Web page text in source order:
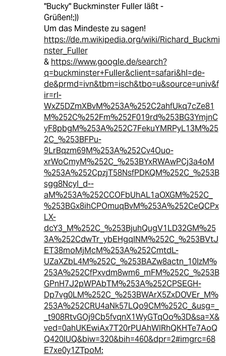
"Bucky" Buckminster Fuller läßt -
Grüßen!;))
Um das Mindeste zu sagen!
https://de.m.wikipedia.org/wiki/Richard_Buckmi
nster_Fuller
& https://www.google.de/search?
q=buckminster+Fuller&client=safari&hl=de-
de&prmd=ivn&tbm=isch&tbo=u&source=univ&f
ir=rl-
WxZ5DZmXBvM%253A%252C2ahfUkq7cZe81
M%252C%252Fm%252F019rd%253BG3YmjnC
yF8pbgM%253A%252C7FekuYMRPyL13M%25
2C_%253BFPu-
9LrBqzm69M%253A%252Cv4Ouo-
xrWoCmyM%252C_%253BYxRWAwPCj3a4oM
%253A%252CpzjT58NsfPDKQM%252C_%253B
sgg8NcyI_d--
aM%253A%252CCOFbUhAL1aOXGM%252C_
%253BGx8ihCPOmuqBvM%253A%252CeQCPx
LX-
dcY3_M%252C_%253BjuhQugV1LD32GM%25
3A%252CdwTr_ybEHgqlNM%252C_%253BVtJ
ET38moMjMcM%253A%252CmtdL-
UZaXZbL4M%252C_%253BAZw8actn_10IzM%
253A%252CfPxvdm8wm6_mFM%252C_%253B
GPnH7J2pWPAbTM%253A%252CPSEGH-
Dp7vg0LM%252C_%253BWArX5ZxDOVEr_M%
253A%252CRU4aNk57LQo9CM%252C_&usg=_
_t908RtvGOj9Cb5fvqnX1WyGTqOo%3D&sa=X&
ved=0ahUKEwiAx7T20rPUAhWIRhQKHTe7AoQ
Q420IUQ&biw=320&bih=460&dpr=2#imgrc=68
E7xe0y1ZTpoM: